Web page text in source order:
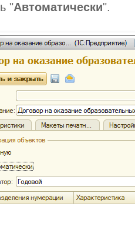
"Автоматически".